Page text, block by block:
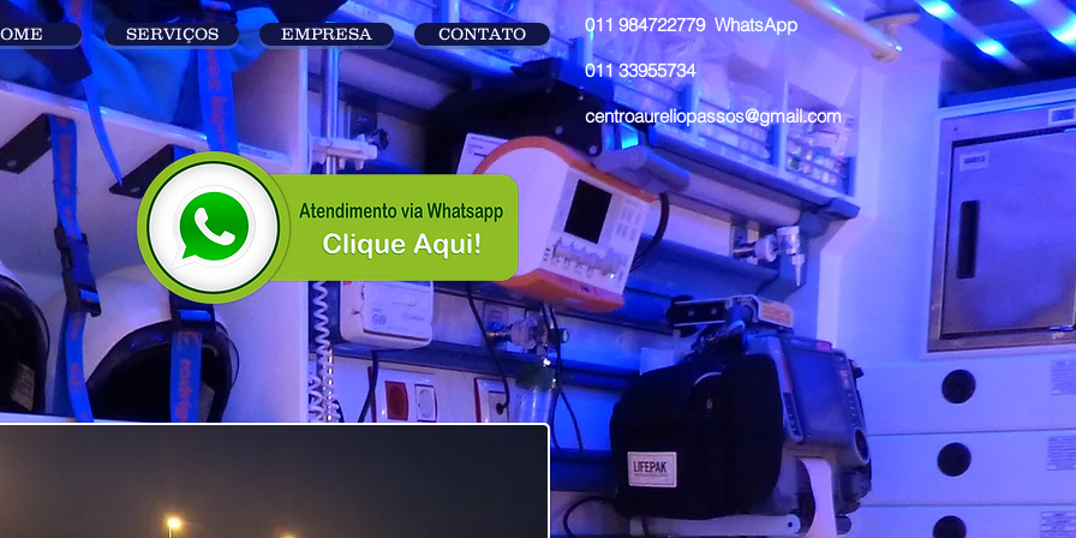
SERVIÇOS EMPRESA
011 984722779 WhatsApp
011 33955734
centroaureliopassos@gmail.com
CONTATO